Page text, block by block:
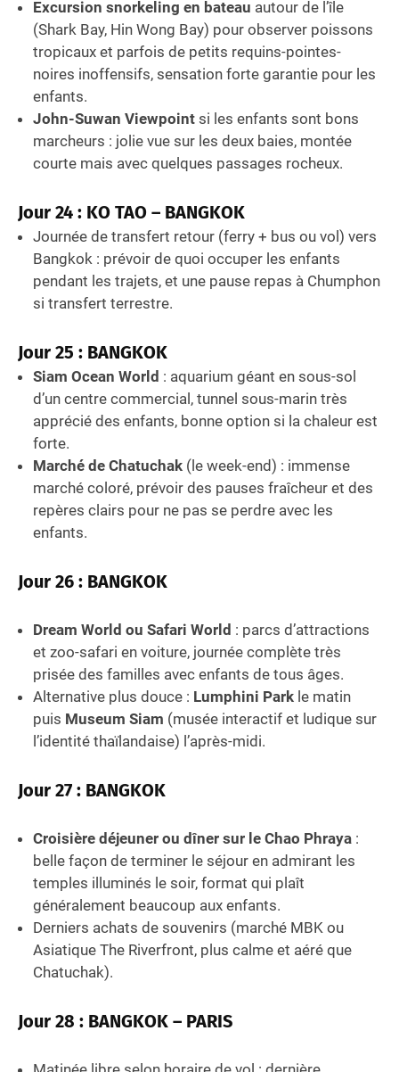
Excursion snorkeling en bateau autour de l’île
(Shark Bay, Hin Wong Bay) pour observer poissons
tropicaux et parfois de petits requins-pointes-
noires inoffensifs, sensation forte garantie pour les
enfants.
John-Suwan Viewpoint si les enfants sont bons
marcheurs : jolie vue sur les deux baies, montée
courte mais avec quelques passages rocheux.
Jour 24 : KO TAO – BANGKOK
Journée de transfert retour (ferry + bus ou vol) vers
Bangkok : prévoir de quoi occuper les enfants
pendant les trajets, et une pause repas à Chumphon
si transfert terrestre.
Jour 25 : BANGKOK
Siam Ocean World : aquarium géant en sous-sol
d’un centre commercial, tunnel sous-marin très
apprécié des enfants, bonne option si la chaleur est
forte.
Marché de Chatuchak (le week-end) : immense
marché coloré, prévoir des pauses fraîcheur et des
repères clairs pour ne pas se perdre avec les
enfants.
Jour 26 : BANGKOK
Dream World ou Safari World : parcs d’attractions
et zoo-safari en voiture, journée complète très
prisée des familles avec enfants de tous âges.
Alternative plus douce : Lumphini Park le matin
puis Museum Siam (musée interactif et ludique sur
l’identité thaïlandaise) l’après-midi.
Jour 27 : BANGKOK
Croisière déjeuner ou dîner sur le Chao Phraya :
belle façon de terminer le séjour en admirant les
temples illuminés le soir, format qui plaît
généralement beaucoup aux enfants.
Derniers achats de souvenirs (marché MBK ou
Asiatique The Riverfront, plus calme et aéré que
Chatuchak).
Jour 28 : BANGKOK – PARIS